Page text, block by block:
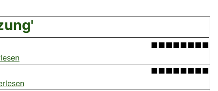
■■■■■■■■
■■■■■■■■